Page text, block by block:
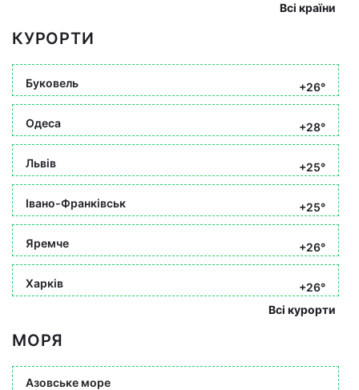
Всі країни
КУРОРТИ
Буковель +26°
Одеса +28°
Львів +25°
Івано-Франківськ +25°
Яремче +26°
Харків
+26°
Всі курорти
МОРЯ
Азовське море